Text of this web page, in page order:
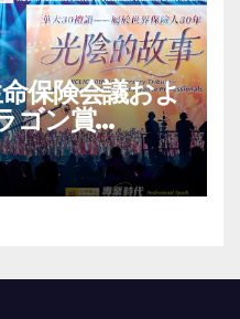
保険会議およ
ゴン賞
盛大に開催